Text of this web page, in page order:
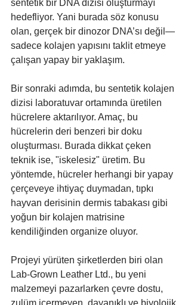
sentetik bir DNA dizisi oluşturmayı
hedefliyor. Yani burada söz konusu
olan, gerçek bir dinozor DNA’sı değil—
sadece kolajen yapısını taklit etmeye
çalışan yapay bir yaklaşım.
Bir sonraki adımda, bu sentetik kolajen
dizisi laboratuvar ortamında üretilen
hücrelere aktarılıyor. Amaç, bu
hücrelerin deri benzeri bir doku
oluşturması. Burada dikkat çeken
teknik ise, "iskelesiz" üretim. Bu
yöntemde, hücreler herhangi bir yapay
çerçeveye ihtiyaç duymadan, tıpkı
hayvan derisinin dermis tabakası gibi
yoğun bir kolajen matrisine
kendiliğinden organize oluyor.
Projeyi yürüten şirketlerden biri olan
Lab-Grown Leather Ltd., bu yeni
malzemeyi pazarlarken çevre dostu,